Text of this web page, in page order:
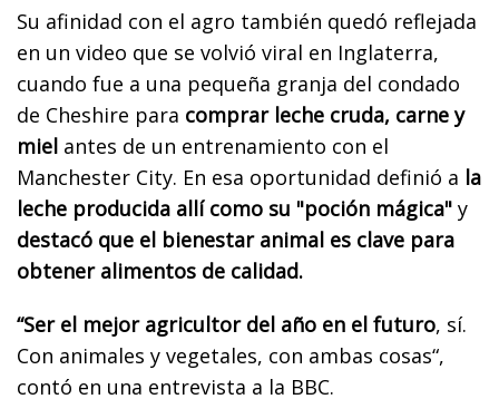
Su afinidad con el agro también quedó reflejada
en un video que se volvió viral en Inglaterra,
cuando fue a una pequeña granja del condado
de Cheshire para comprar leche cruda, carne y
miel antes de un entrenamiento con el
Manchester City. En esa oportunidad definió a la
leche producida allí como su "poción mágica" y
destacó que el bienestar animal es clave para
obtener alimentos de calidad.
“Ser el mejor agricultor del año en el futuro, sí.
Con animales y vegetales, con ambas cosas“,
contó en una entrevista a la BBC.